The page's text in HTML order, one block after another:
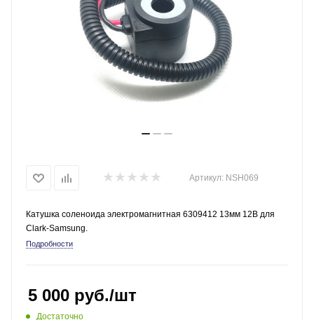
Артикул: NSH069
Катушка соленоида электромагнитная 6309412 13мм 12В для
Clark-Samsung.
Подробности
5 000 руб./шт
Достаточно